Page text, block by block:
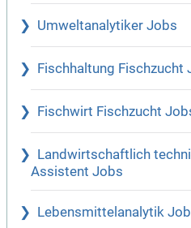
Umweltanalytiker Jobs
Fischhaltung Fischzucht
Fischwirt Fischzucht
Landwirtschaftlich
Assistent Jobs
Lebensmittelanalytik